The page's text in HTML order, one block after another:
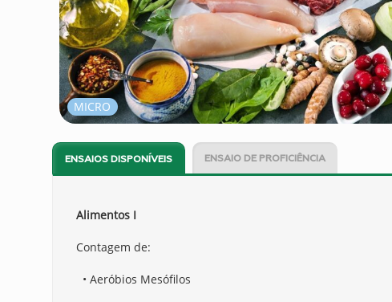
MICRO
ENSAIOS DISPONÍVEIS ENSAIO DE PROFICIÊNCIA
Alimentos I
Contagem de:
• Aeróbios Mesófilos